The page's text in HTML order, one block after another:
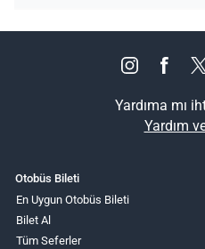
Yardıma mı
Yardım
Otobüs Bileti
En Uygun Otobüs Bileti
Bilet Al
Tüm Seferler